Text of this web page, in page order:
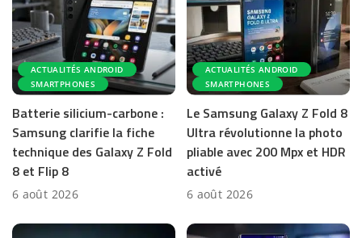
ACTUALITÉS ANDROID
SMARTPHONES
Batterie silicium-carbone :
Samsung clarifie la fiche
technique des Galaxy Z Fold
8 et Flip 8
6 août 2026
ACTUALITÉS ANDROID
SMARTPHONES
Le Samsung Galaxy Z Fold 8
Ultra révolutionne la photo
pliable avec 200 Mpx et HDR
activé
6 août 2026